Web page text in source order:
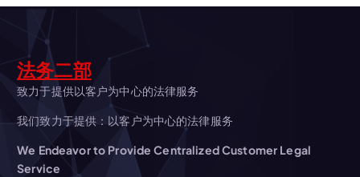
シ
ョ
ン
法务二部
致力于提供以客户为中心的法律服务
我们致力于提供：以客户为中心的法律服务
We Endeavor to Provide Centralized Customer Legal
Service